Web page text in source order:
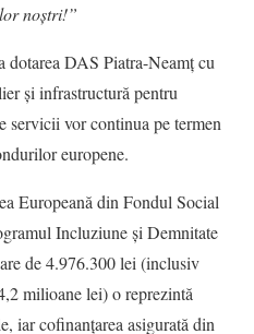
noștri!”
dotarea DAS Piatra-Neamț cu
și infrastructură pentru
servicii vor continua pe termen
europene.
Europeană din Fondul Social
Incluziune și Demnitate
de 4.976.300 lei (inclusiv
milioane lei) o reprezintă
iar cofinanțarea asigurată din